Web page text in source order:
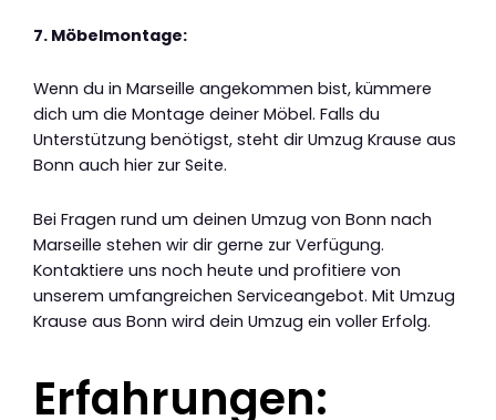
7. Möbelmontage:
Wenn du in Marseille angekommen bist, kümmere
dich um die Montage deiner Möbel. Falls du
Unterstützung benötigst, steht dir Umzug Krause aus
Bonn auch hier zur Seite.
Bei Fragen rund um deinen Umzug von Bonn nach
Marseille stehen wir dir gerne zur Verfügung.
Kontaktiere uns noch heute und profitiere von
unserem umfangreichen Serviceangebot. Mit Umzug
Krause aus Bonn wird dein Umzug ein voller Erfolg.
Erfahrungen: